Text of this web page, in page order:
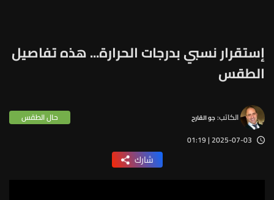
إستقرار نسبي بدرجات الحرارة... هذه تفاصيل
الطقس
الكاتب:جو القارح
حال الطقس
2025-07-03 | 01:19
شارك